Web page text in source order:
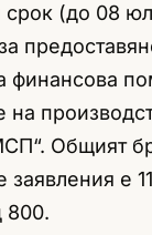
(до 08
финансова
на
Общият
заявления е
800.